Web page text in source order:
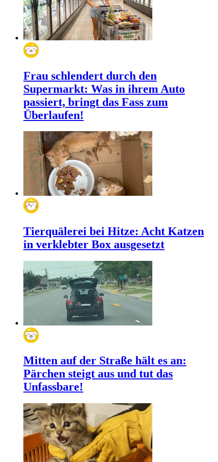
Frau schlendert durch den
Supermarkt: Was in ihrem Auto
passiert, bringt das Fass zum
Überlaufen!
Tierquälerei bei Hitze: Acht Katzen
in verklebter Box ausgesetzt
Mitten auf der Straße hält es an:
Pärchen steigt aus und tut das
Unfassbare!